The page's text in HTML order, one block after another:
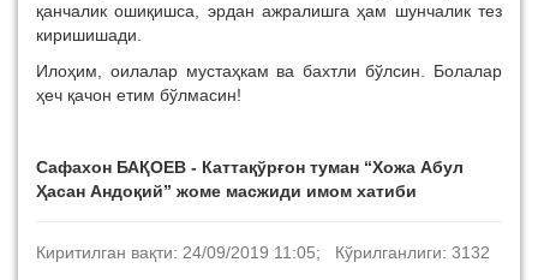
қанчалик ошиқишса, эрдан ажралишга ҳам шунчалик тез
киришишади.
Илоҳим, оилалар мустаҳкам ва бахтли бўлсин. Болалар
ҳеч қачон етим бўлмасин!
Сафахон БАҚОЕВ - Каттақўрғон туман “Хожа Абул
Ҳасан Андоқий” жоме масжиди имом хатиби
Киритилган вақти: 24/09/2019 11:05; Кўрилганлиги: 3132